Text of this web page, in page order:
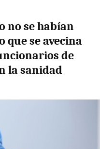
no se habían
que se avecina
de
la sanidad